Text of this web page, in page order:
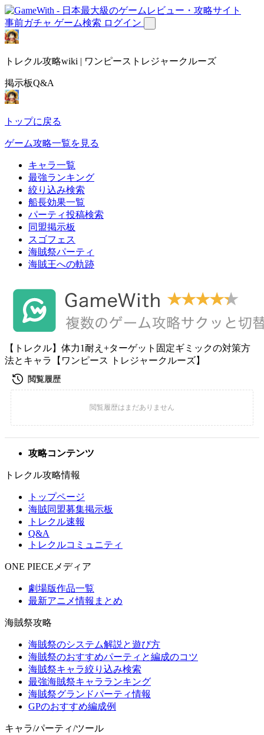
事前ガチャ ゲーム検索 ログイン
トレクル攻略wiki | ワンピーストレジャークルーズ
掲示板Q&A
トップに戻る
ゲーム攻略一覧を見る
キャラ一覧
最強ランキング
絞り込み検索
船長効果一覧
パーティ投稿検索
同盟掲示板
スゴフェス
海賊祭パーティ
海賊王への軌跡
【トレクル】体力1耐え+ターゲット固定ギミックの対策方
法とキャラ【ワンピース トレジャークルーズ】
攻略コンテンツ
トレクル攻略情報
トップページ
海賊同盟募集掲示板
トレクル速報
Q&A
トレクルコミュニティ
ONE PIECEメディア
劇場版作品一覧
最新アニメ情報まとめ
海賊祭攻略
海賊祭のシステム解説と遊び方
海賊祭のおすすめパーティと編成のコツ
海賊祭キャラ絞り込み検索
最強海賊祭キャラランキング
海賊祭グランドパーティ情報
GPのおすすめ編成例
キャラ/パーティ/ツール